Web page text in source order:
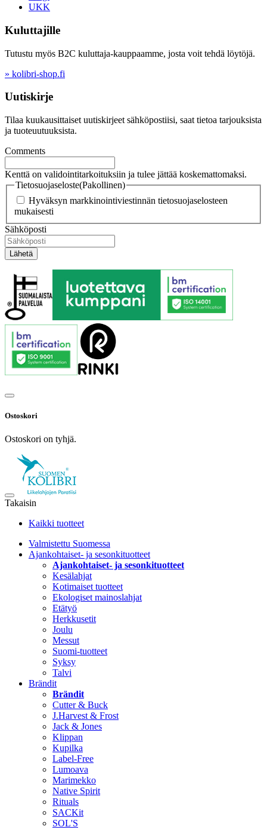
UKK
Kuluttajille
Tutustu myös B2C kuluttaja-kauppaamme, josta voit tehdä löytöjä.
» kolibri-shop.fi
Uutiskirje
Tilaa kuukausittaiset uutiskirjeet sähköpostiisi, saat tietoa tarjouksista
ja tuoteuutuuksista.
Comments
Kenttä on validointitarkoituksiin ja tulee jättää koskemattomaksi.
Tietosuojaseloste(Pakollinen)
Hyväksyn markkinointiviestinnän tietosuojaselosteen
mukaisesti
Sähköposti
Ostoskori
Ostoskori on tyhjä.
Takaisin
Kaikki tuotteet
Valmistettu Suomessa
Ajankohtaiset- ja sesonkituotteet
Ajankohtaiset- ja sesonkituotteet
Kesälahjat
Kotimaiset tuotteet
Ekologiset mainoslahjat
Etätyö
Herkkusetit
Joulu
Messut
Suomi-tuotteet
Syksy
Talvi
Brändit
Brändit
Cutter & Buck
J.Harvest & Frost
Jack & Jones
Klippan
Kupilka
Label-Free
Lumoava
Marimekko
Native Spirit
Rituals
SACKit
SOL'S